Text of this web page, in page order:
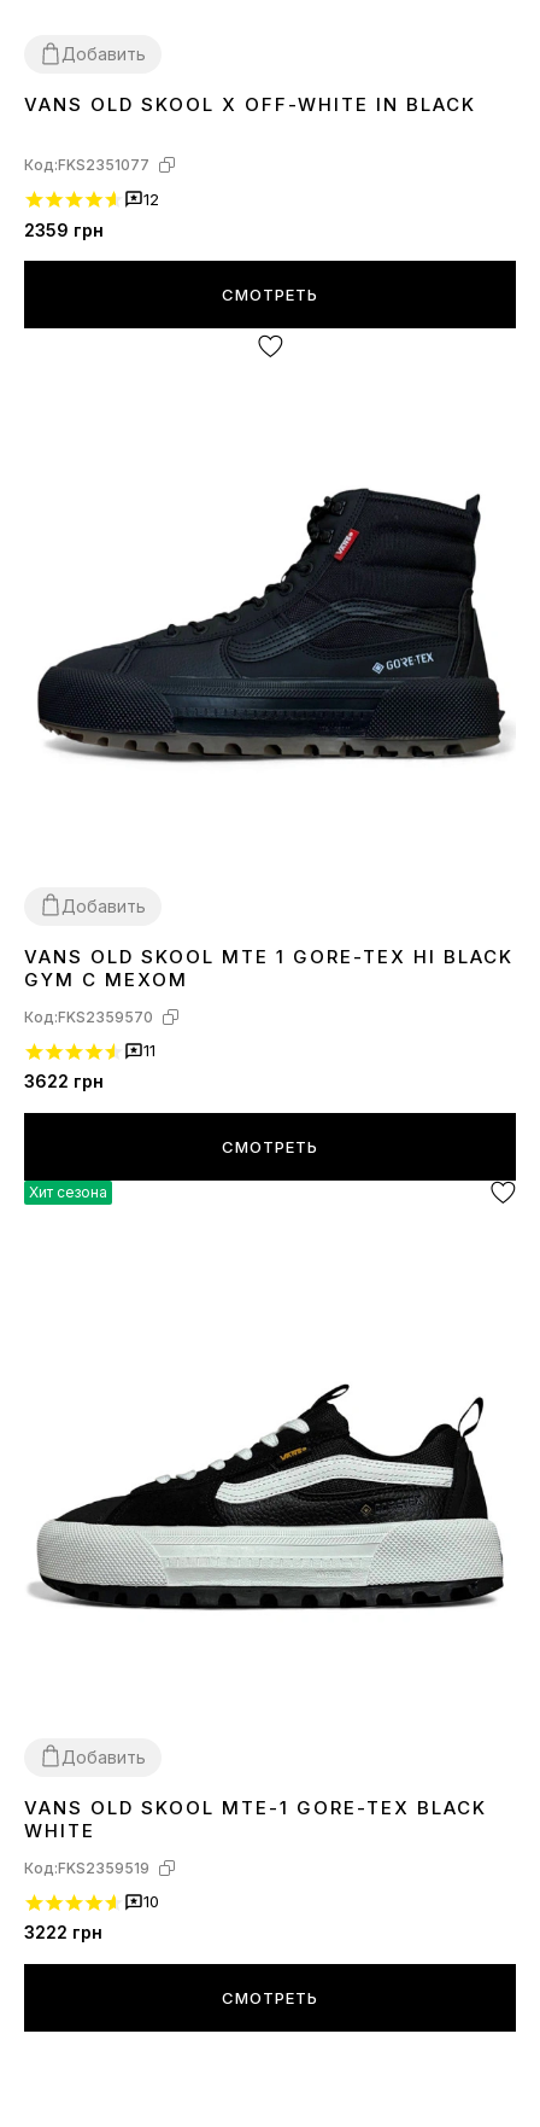
Добавить
4042
VANS OLD SKOOL X OFF-WHITE IN BLACK
Код:FKS2351077
12
2359 грн
СМОТРЕТЬ
Добавить
44
VANS OLD SKOOL MTE 1 GORE-TEX HI BLACK
GYM С МЕХОМ
Код:FKS2359570
11
3622 грн
СМОТРЕТЬ
Хит сезона
Добавить
4344
VANS OLD SKOOL MTE-1 GORE-TEX BLACK
WHITE
Код:FKS2359519
10
3222 грн
СМОТРЕТЬ